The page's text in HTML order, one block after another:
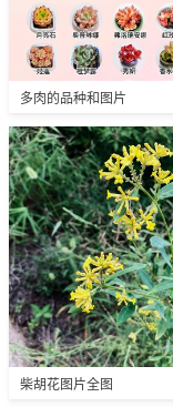
多肉的品种和图片
柴胡花图片全图